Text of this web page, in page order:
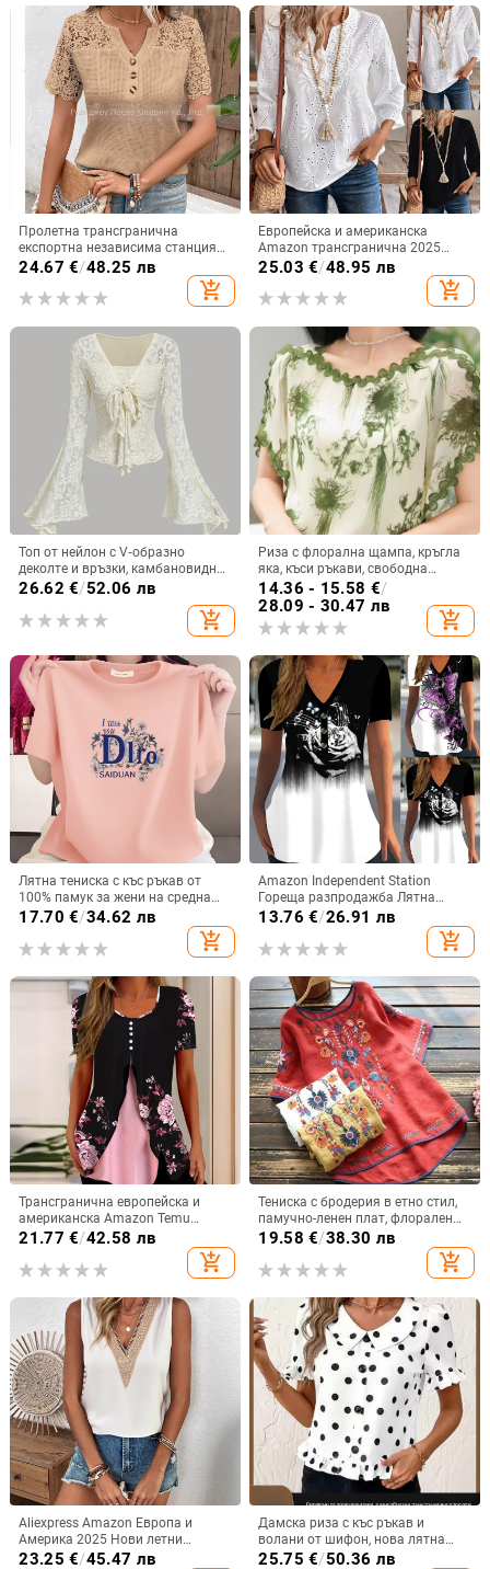
трансграничен износ
Пролетна трансгранична
експортна независима станция
Amazon Wish европейска и
американска нова обикновена
тениска с V-образно деколте
24.67 €/48.25 лв
add_shopping_cart
Европейска и американска
Amazon трансгранична 2025
пролетно-летна нова дамска топ
хлабава V-образно деколте рог
ръкав дантела бродирана риза
25.03 €/48.95 лв
add_shopping_cart
Топ от нейлон с V‑образно
деколте и връзки, камбановидни
ръкави, тясна кройка
26.62 €/52.06 лв
add_shopping_cart
Риза с флорална щампа, кръгла
яка, къси ръкави, свободна
кройка, плат спандекс (50–70%)
14.36 - 15.58 €/
28.09 - 30.47 лв
add_shopping_cart
Лятна тениска с къс ръкав от
100% памук за жени на средна
възраст, свободна кройка, кръгло
деколте, прикрива корема, стилен
и подходящ за ежедневието
17.70 €/34.62 лв
add_shopping_cart
Amazon Independent Station
Гореща разпродажба Лятна
дамска тениска с къс ръкав,
деколте, ежедневна тениска с къс
13.76 €/26.91 лв
add_shopping_cart
Трансгранична европейска и
американска Amazon Temu
Лятна нова дамска тениска с
деколте, фалшива
ръкав
21.77 €/42.58 лв
add_shopping_cart
Тениска с бродерия в етно стил,
памучно-ленен плат, флорален
мотив, свободен силует
19.58 €/38.30 лв
add_shopping_cart
Aliexpress Amazon Европа и
Америка 2025 Нови летни
дантелени топове с V-образно
23.25 €/45.47 лв
Дамска риза с къс ръкав и
волани от шифон, нова лятна
блуза с яка тип кукла за 2025 г.,
25.75 €/50.36 лв